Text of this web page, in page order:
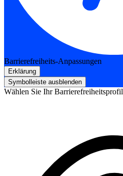
Barrierefreiheits-Anpassungen
Erklärung
Symbolleiste ausblenden
Wählen Sie Ihr Barrierefreiheitsprofil